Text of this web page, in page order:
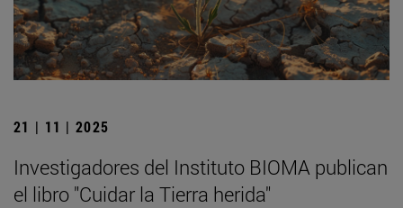
21 | 11 | 2025
Investigadores del Instituto BIOMA publican
el libro "Cuidar la Tierra herida"